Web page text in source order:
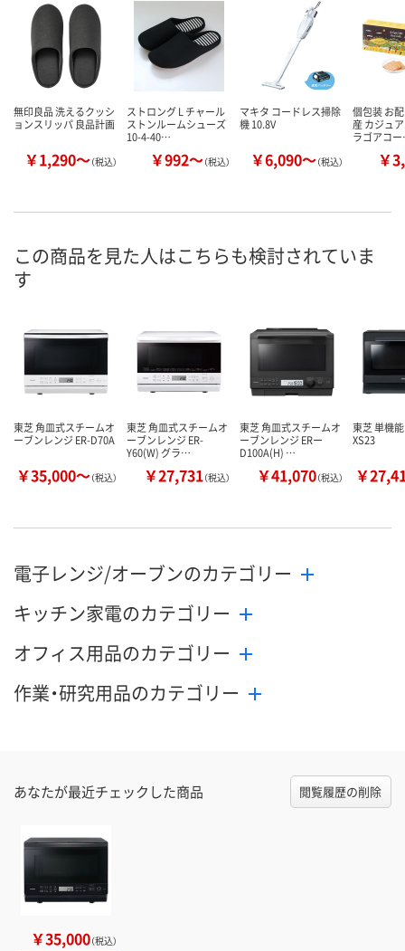
無印良品 洗えるクッシ
ョンスリッパ 良品計画
￥1,290～（税込）
ストロング L チャール
ストンルームシューズ
10-4-40…
￥992～（税込）
マキタ コードレス掃除
機 10.8V
￥6,090～（税込）
個包装 お
産 カジュ
ラゴアコ
￥
この商品を見た人はこちらも検討されていま
す
東芝 角皿式スチームオ
ーブンレンジ ER-D70A
￥35,000～（税込）
東芝 角皿式スチームオ
ーブンレンジ ER-
Y60(W) グラ…
￥27,731（税込）
東芝 角皿式スチームオ
ーブンレンジ ERー
D100A(H) …
￥41,070（税込）
東芝 単機
XS23
￥
電子レンジ/オーブンのカテゴリー
キッチン家電のカテゴリー
オフィス用品のカテゴリー
作業・研究用品のカテゴリー
あなたが最近チェックした商品 閲覧履歴の削除
￥35,000（税込）